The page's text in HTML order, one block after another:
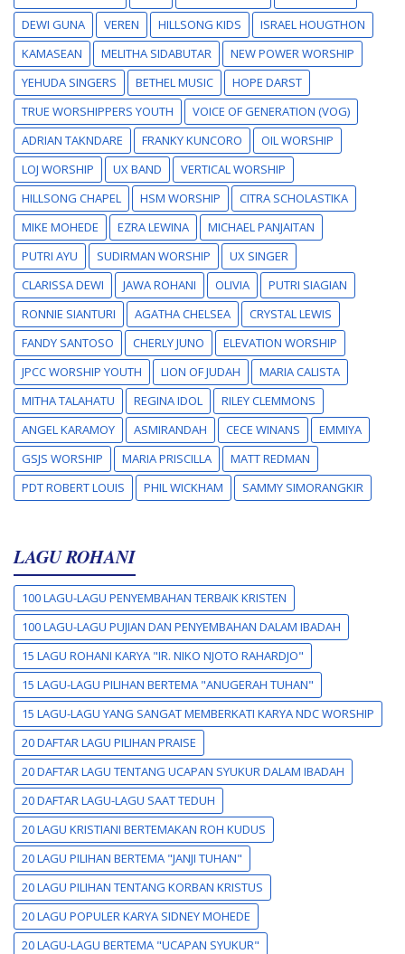
DEWI GUNA
VEREN HILLSONG KIDS
ISRAEL HOUGTHON
KAMASEAN
MELITHA SIDABUTAR
NEW POWER WORSHIP
YEHUDA SINGERS
BETHEL MUSIC
HOPE DARST
TRUE WORSHIPPERS YOUTH
VOICE OF GENERATION (VOG)
ADRIAN TAKNDARE
FRANKY KUNCORO
OIL WORSHIP
LOJ WORSHIP
UX BAND
VERTICAL WORSHIP
HILLSONG CHAPEL
HSM WORSHIP
CITRA SCHOLASTIKA
MIKE MOHEDE
EZRA LEWINA
MICHAEL PANJAITAN
PUTRI AYU
SUDIRMAN WORSHIP
UX SINGER
CLARISSA DEWI
JAWA ROHANI OLIVIA
PUTRI SIAGIAN
RONNIE SIANTURI
AGATHA CHELSEA
CRYSTAL LEWIS
FANDY SANTOSO
CHERLY JUNO
ELEVATION WORSHIP
JPCC WORSHIP YOUTH
LION OF JUDAH
MARIA CALISTA
MITHA TALAHATU
REGINA IDOL
RILEY CLEMMONS
ANGEL KARAMOY
ASMIRANDAH CECE WINANS
EMMIYA
GSJS WORSHIP
MARIA PRISCILLA
MATT REDMAN
PDT ROBERT LOUIS
PHIL WICKHAM SAMMY SIMORANGKIR
LAGU ROHANI
100 LAGU-LAGU PENYEMBAHAN TERBAIK KRISTEN
100 LAGU-LAGU PUJIAN DAN PENYEMBAHAN DALAM IBADAH
15 LAGU ROHANI KARYA "IR. NIKO NJOTO RAHARDJO"
15 LAGU-LAGU PILIHAN BERTEMA "ANUGERAH TUHAN"
15 LAGU-LAGU YANG SANGAT MEMBERKATI KARYA NDC WORSHIP
20 DAFTAR LAGU PILIHAN PRAISE
20 DAFTAR LAGU TENTANG UCAPAN SYUKUR DALAM IBADAH
20 DAFTAR LAGU-LAGU SAAT TEDUH
20 LAGU KRISTIANI BERTEMAKAN ROH KUDUS
20 LAGU PILIHAN BERTEMA "JANJI TUHAN"
20 LAGU PILIHAN TENTANG KORBAN KRISTUS
20 LAGU POPULER KARYA SIDNEY MOHEDE
20 LAGU-LAGU BERTEMA "UCAPAN SYUKUR"